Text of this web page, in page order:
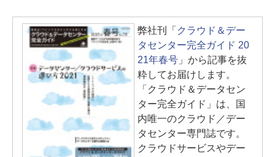
弊社刊「 クラウド＆デー
タセンター完全ガイド 20
21年春号」から記事を抜
粋してお届けします。
「クラウド＆データセン
ター完全ガイド」は、国
内唯一のクラウド／デー
タセンター専門誌です。
クラウドサービスやデー